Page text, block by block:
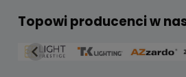
Topowi producenci w